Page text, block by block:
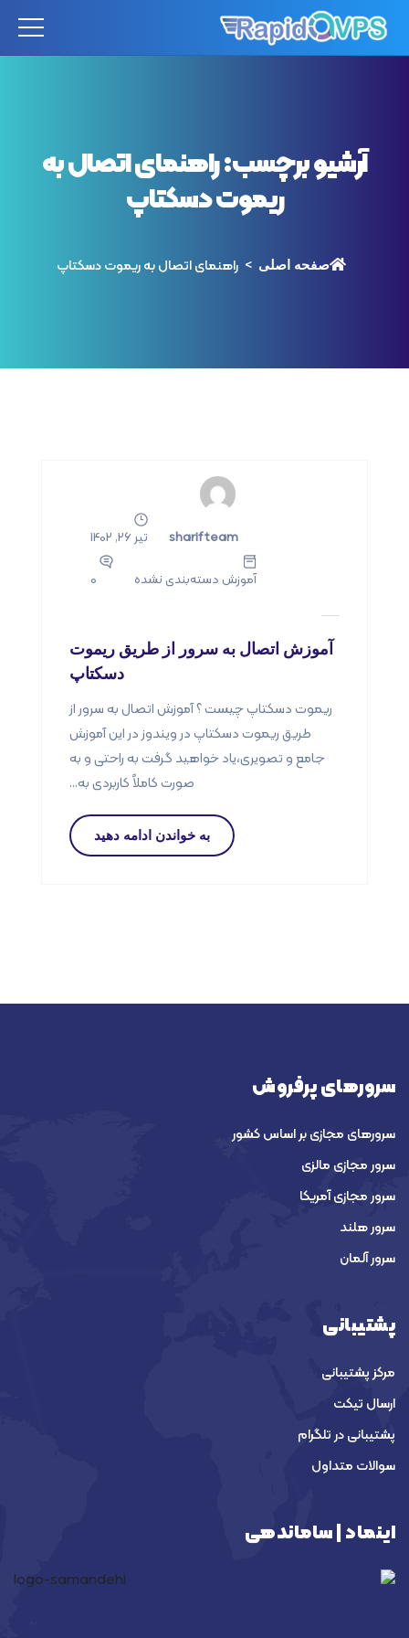
آرشیو برچسب:راهنمای اتصال به
ریموت دسکتاپ
صفحه اصلی راهنمای اتصال به ریموت دسکتاپ
sharifteam تیر 26, 1402
آموزش دسته‌بندی نشده 0
آموزش اتصال به سرور از طریق ریموت
دسکتاپ
ریموت دسکتاپ چیست ؟ آموزش اتصال به سرور از
طریق ریموت دسکتاپ در ویندوز در این آموزش
جامع و تصویری،یاد خواهید گرفت به راحتی و به
صورت کاملاً کاربردی به...
به خواندن ادامه دهید
سرورهای پرفروش
سرورهای مجازی بر اساس کشور
سرور مجازی مالزی
سرور مجازی آمریکا
سرور هلند
سرور آلمان
پشتیبانی
مرکز پشتیبانی
ارسال تیکت
پشتیبانی در تلگرام
سوالات متداول
اینماد | ساماندهی